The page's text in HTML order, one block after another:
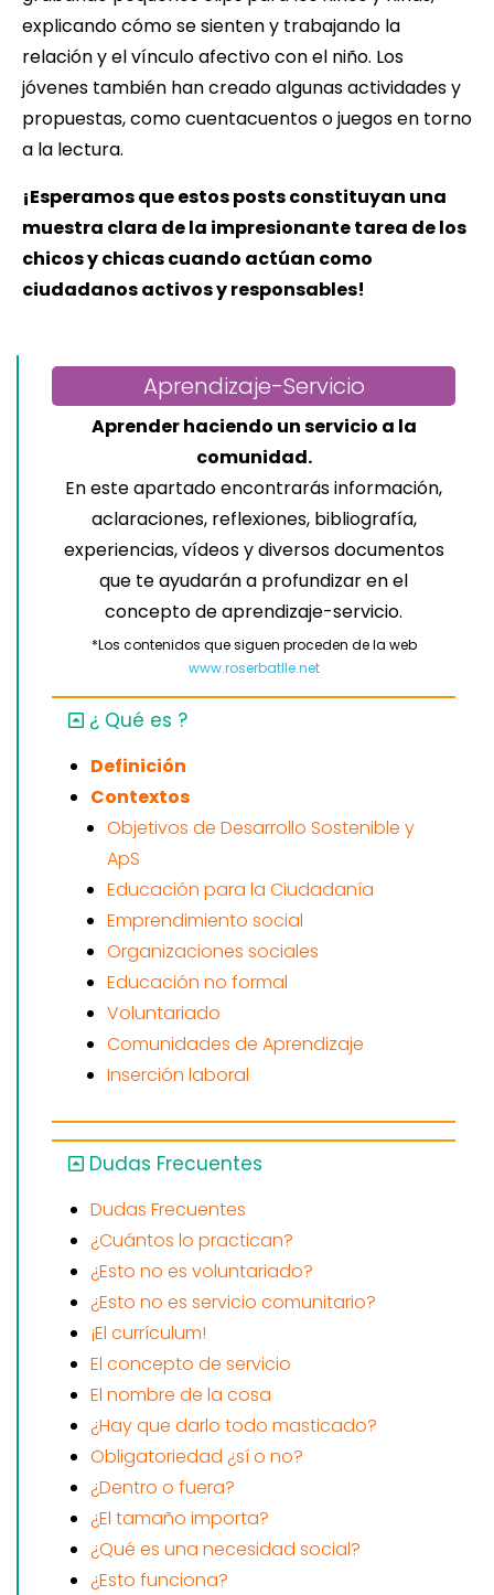
explicando cómo se sienten y trabajando la
relación y el vínculo afectivo con el niño. Los
jóvenes también han creado algunas actividades y
propuestas, como cuentacuentos o juegos en torno
a la lectura.
¡Esperamos que estos posts constituyan una
muestra clara de la impresionante tarea de los
chicos y chicas cuando actúan como
ciudadanos activos y responsables!
Aprendizaje-Servicio
Aprender haciendo un servicio a la
comunidad.
En este apartado encontrarás información,
aclaraciones, reflexiones, bibliografía,
experiencias, vídeos y diversos documentos
que te ayudarán a profundizar en el
concepto de aprendizaje-servicio.
*Los contenidos que siguen proceden de la web
www.roserbatlle.net
¿ Qué es ?
Definición
Contextos
Objetivos de Desarrollo Sostenible y
ApS
Educación para la Ciudadanía
Emprendimiento social
Organizaciones sociales
Educación no formal
Voluntariado
Comunidades de Aprendizaje
Inserción laboral
Dudas Frecuentes
Dudas Frecuentes
¿Cuántos lo practican?
¿Esto no es voluntariado?
¿Esto no es servicio comunitario?
¡El currículum!
El concepto de servicio
El nombre de la cosa
¿Hay que darlo todo masticado?
Obligatoriedad ¿sí o no?
¿Dentro o fuera?
¿El tamaño importa?
¿Qué es una necesidad social?
¿Esto funciona?